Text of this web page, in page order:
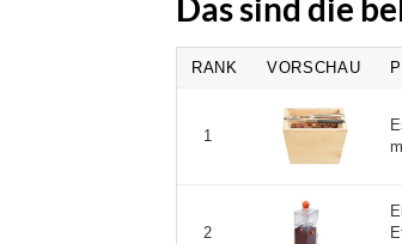
Das sind die
RANK VORSCHAU
1
2